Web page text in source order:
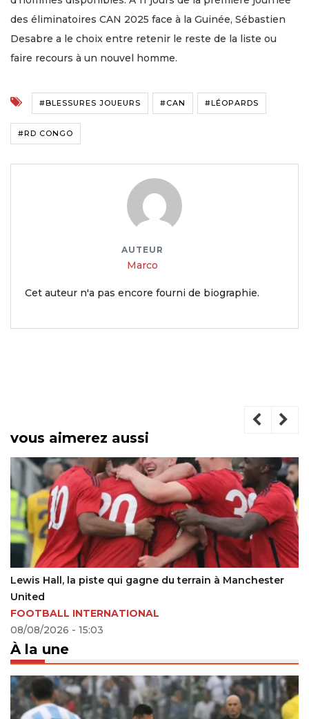
des éliminatoires CAN 2025 face à la Guinée, Sébastien
Desabre a le choix entre retenir le reste de la liste ou
faire recours à un nouvel homme.
#BLESSURES JOUEURS #CAN #LÉOPARDS
#RD CONGO
AUTEUR
Marco
Cet auteur n'a pas encore fourni de biographie.
vous aimerez aussi
gagne du terrain à Manchester
Lille : le retour de
À la une